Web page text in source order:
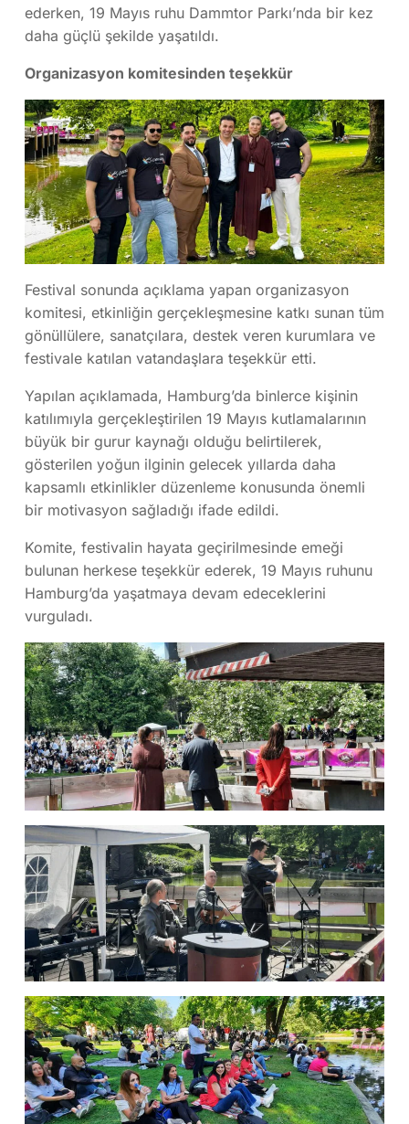
ederken, 19 Mayıs ruhu Dammtor Parkı’nda bir kez
daha güçlü şekilde yaşatıldı.
Organizasyon komitesinden teşekkür
Festival sonunda açıklama yapan organizasyon
komitesi, etkinliğin gerçekleşmesine katkı sunan tüm
gönüllülere, sanatçılara, destek veren kurumlara ve
festivale katılan vatandaşlara teşekkür etti.
Yapılan açıklamada, Hamburg’da binlerce kişinin
katılımıyla gerçekleştirilen 19 Mayıs kutlamalarının
büyük bir gurur kaynağı olduğu belirtilerek,
gösterilen yoğun ilginin gelecek yıllarda daha
kapsamlı etkinlikler düzenleme konusunda önemli
bir motivasyon sağladığı ifade edildi.
Komite, festivalin hayata geçirilmesinde emeği
bulunan herkese teşekkür ederek, 19 Mayıs ruhunu
Hamburg’da yaşatmaya devam edeceklerini
vurguladı.